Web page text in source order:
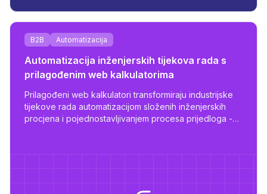
B2B Automatizacija
Automatizacija inženjerskih tijekova rada s
prilagođenim web kalkulatorima
Prilagođeni web kalkulatori transformiraju industrijske
tijekove rada automatizacijom složenih inženjerskih
procjena i pojednostavljivanjem procesa prijedloga -